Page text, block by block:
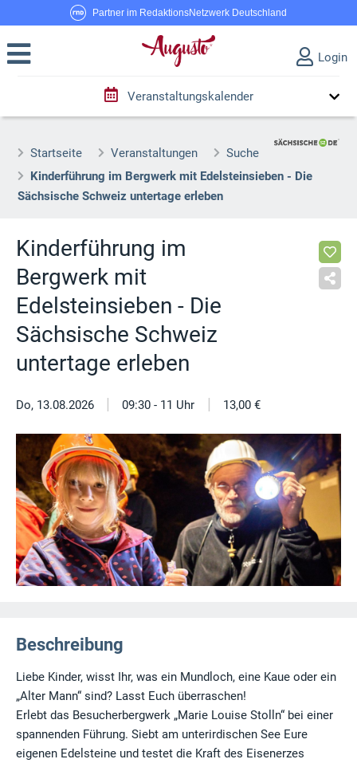
Partner im RedaktionsNetzwerk Deutschland
Login
Veranstaltungskalender
Startseite Veranstaltungen
Suche
Kinderführung im Bergwerk mit Edelsteinsieben - Die
Sächsische Schweiz untertage erleben
Kinderführung im
Bergwerk mit
Edelsteinsieben - Die
Sächsische Schweiz
untertage erleben
Do, 13.08.2026 | 09:30 - 11 Uhr | 13,00 €
Beschreibung
Liebe Kinder, wisst Ihr, was ein Mundloch, eine Kaue oder ein
„Alter Mann“ sind? Lasst Euch überraschen!
Erlebt das Besucherbergwerk „Marie Louise Stolln“ bei einer
spannenden Führung. Siebt am unterirdischen See Eure
eigenen Edelsteine und testet die Kraft des Eisenerzes